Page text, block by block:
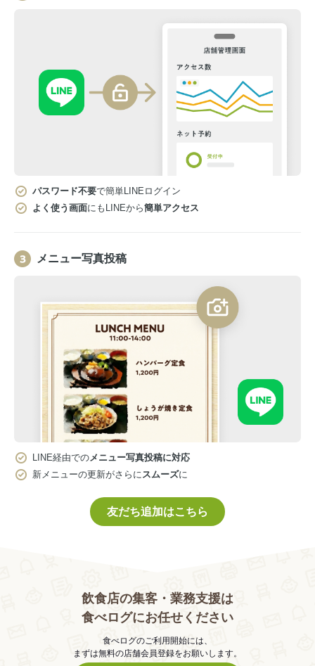
パスワード不要で簡単LINEログイン
よく使う画面にもLINEから簡単アクセス
メニュー写真投稿
LINE経由でのメニュー写真投稿に対応
新メニューの更新がさらにスムーズに
友だち追加はこちら
飲食店の集客・業務支援は
食べログにお任せください
食べログのご利用開始には、
まずは無料の店舗会員登録をお願いします。